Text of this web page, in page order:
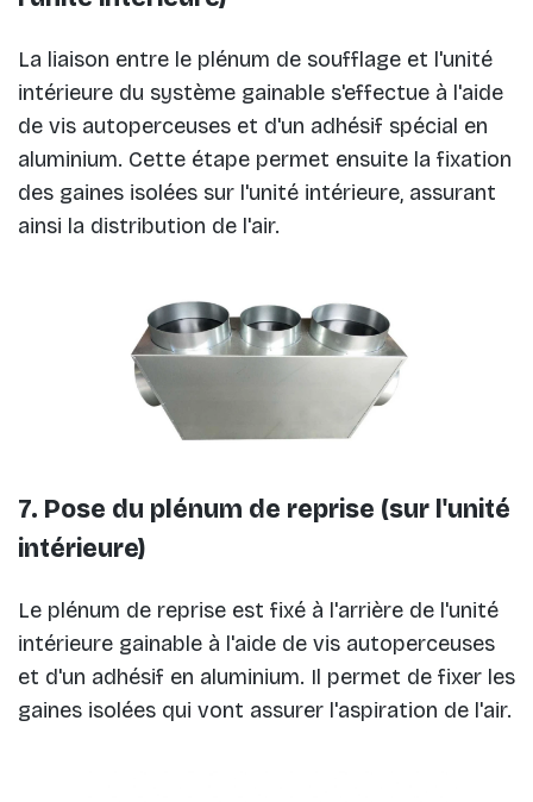
La liaison entre le plénum de soufflage et l'unité
intérieure du système gainable s'effectue à l'aide
de vis autoperceuses et d'un adhésif spécial en
aluminium. Cette étape permet ensuite la fixation
des gaines isolées sur l'unité intérieure, assurant
ainsi la distribution de l'air.
7. Pose du plénum de reprise (sur l'unité
intérieure)
Le plénum de reprise est fixé à l'arrière de l'unité
intérieure gainable à l'aide de vis autoperceuses
et d'un adhésif en aluminium. Il permet de fixer les
gaines isolées qui vont assurer l'aspiration de l'air.